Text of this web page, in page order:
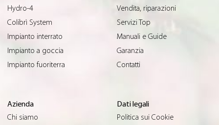
Hydro-4
Colibrì System
Impianto interrato
Impianto a goccia
Impianto fuoriterra
Vendita, riparazioni
Servizi Top
Manuali e Guide
Garanzia
Contatti
Azienda
Chi siamo
Dati legali
Politica sui Cookie